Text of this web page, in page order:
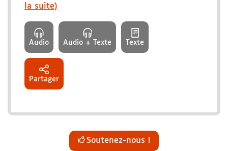
la suite)
Audio Audio + Texte Texte
Partager
Soutenez-nous !